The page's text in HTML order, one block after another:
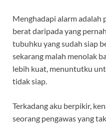
Menghadapi alarm adalah
berat daripada yang
tubuhku yang sudah siap
sekarang malah menolak
lebih kuat, menuntutku
tidak siap.
Terkadang aku berpikir,
seorang pengawas yang